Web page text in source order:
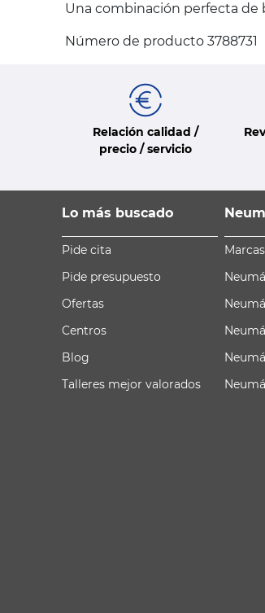
Una combinación perfecta de
Número de producto 3788731
Relación calidad /
precio / servicio
Lo más buscado
Pide cita
Pide presupuesto
Ofertas
Centros
Blog
Talleres mejor valorados